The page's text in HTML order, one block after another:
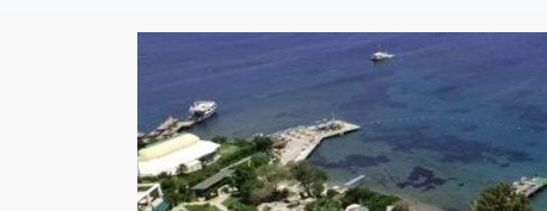
Yazarlar